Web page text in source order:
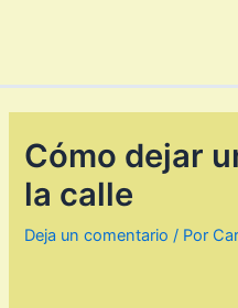
Cómo dejar
la calle
Deja un comentario / Por